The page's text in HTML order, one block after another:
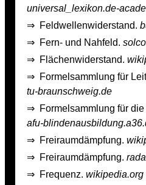
universal_lexikon.de-
⇒ Feldwellenwiderstand.
⇒ Fern- und Nahfeld.
⇒ Flächenwiderstand.
⇒ Formelsammlung für
tu-braunschweig.de
⇒ Formelsammlung für
afu-
⇒ Freiraumdämpfung.
⇒ Freiraumdämpfung.
⇒ Frequenz. wikipedia.org